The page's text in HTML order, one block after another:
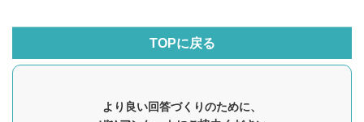
TOPに戻る
より良い回答づくりのために、